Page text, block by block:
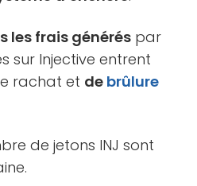
les frais générés par
sur Injective entrent
rachat et de brûlure
de jetons INJ sont